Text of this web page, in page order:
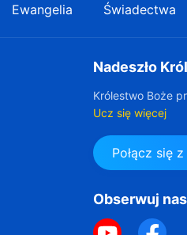
Ewangelia Świadectwa
Nadeszło
Królestwo Boże
Ucz się więcej
Połącz się
Obserwuj nas